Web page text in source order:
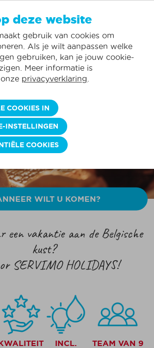
inclusief*
Lokale service
aanbod vakantieverhuur
Flexibele aankomstdagen
toevoegen aan uw favorieten door op het
De Panne:
St.-Idesbald:
Koksijde:
Oostduinkerke:
Nieuwpoort:
Wenduine:
Blankenberge:
ONTDEK ONZE SUMMER DEALS
Geniet heel de zomer van EXTRA korting ☀️
WILT U KOMEN?
een vakantie aan de Belgische
kust?
SERVIMO HOLIDAYS!
INCL.
TEAM VAN 9
deze website
gebruik van cookies om
Als je wilt aanpassen welke
gebruiken, kan je jouw cookie-
Meer informatie is
privacyverklaring
COOKIES IN
INSTELLINGEN
COOKIES